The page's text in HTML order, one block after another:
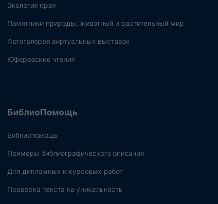
Экология края
Памятники природы, животный и растительный мир
Фотогалерея виртуальных выставок
Юферевские чтения
БиблиоПомощь
Библиопомощь
Примеры библиографического описания
Для дипломных и курсовых работ
Проверка текста на уникальность